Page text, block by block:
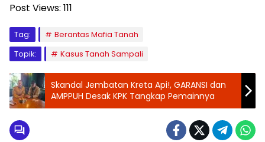
Post Views: 111
Tag:
Berantas Mafia Tanah
Topik:
Kasus Tanah Sampali
Skandal Jembatan Kreta Api!, GARANSI dan
AMPPUH Desak KPK Tangkap Pemainnya